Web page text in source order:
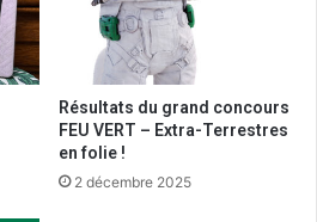
Résultats du grand concours
FEU VERT – Extra-Terrestres
en folie !
2 décembre 2025